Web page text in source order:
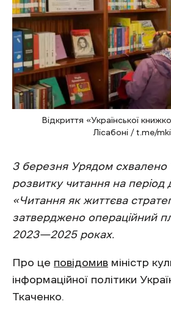
Відкриття «Української
Лісабоні / t.me/
3 березня Урядом схвалено
розвитку читання на період
«Читання як життєва
затверджено операційний
2023—2025 роках.
Про це повідомив міністр
інформаційної політики
Ткаченко.